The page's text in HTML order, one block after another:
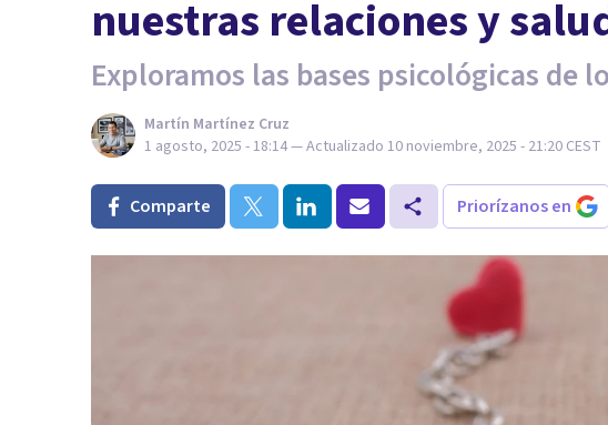
nuestras relaciones y
Exploramos las bases psicológicas de
Martín Martínez Cruz
1 agosto, 2025 - 18:14— Actualizado 10 noviembre, 2025 - 21:20 CEST
Comparte Priorízanos en